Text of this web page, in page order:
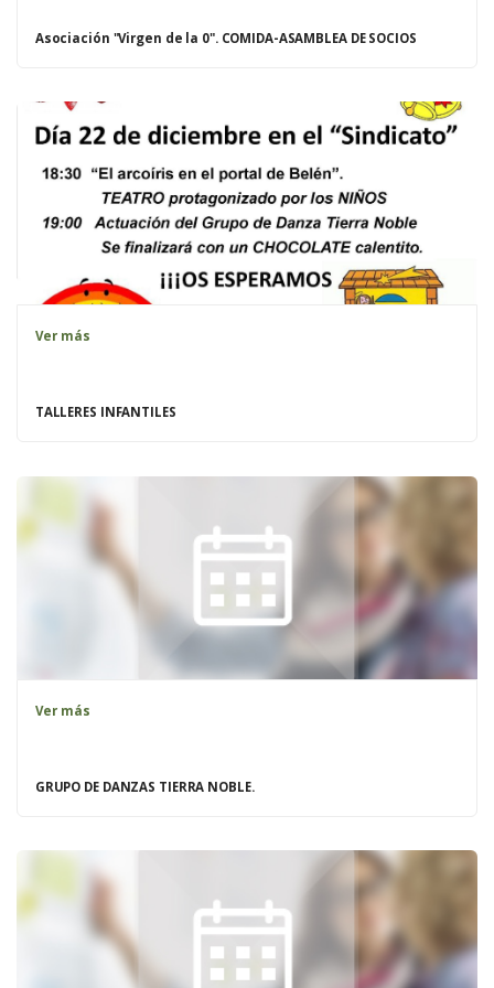
Asociación "Virgen de la 0". COMIDA-ASAMBLEA DE SOCIOS
Ver más
TALLERES INFANTILES
Ver más
GRUPO DE DANZAS TIERRA NOBLE.